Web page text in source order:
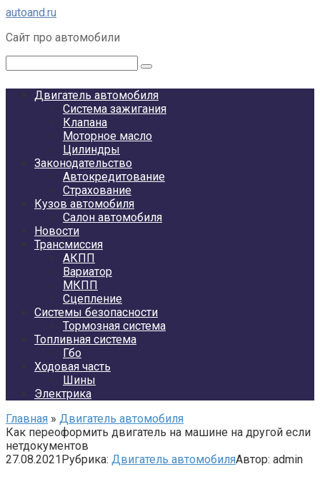
Перейти
контенту
autoand.ru
Сайт про автомобили
Двигатель автомобиля
Система зажигания
Клапана
Моторное масло
Цилиндры
Законодательство
Автокредитование
Страхование
Кузов автомобиля
Салон автомобиля
Новости
Трансмиссия
АКПП
Вариатор
МКПП
Сцепление
Системы безопасности
Тормозная система
Топливная система
Гбо
Ходовая часть
Шины
Электрика
Главная » Двигатель автомобиля
Как переоформить двигатель на машине на другой если
нетдокументов
27.08.2021Рубрика: Двигатель автомобиляАвтор: admin